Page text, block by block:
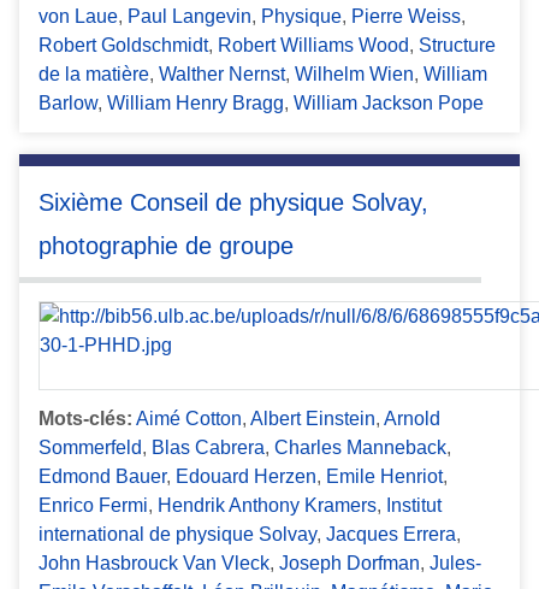
von Laue, Paul Langevin, Physique, Pierre Weiss,
Robert Goldschmidt, Robert Williams Wood, Structure
de la matière, Walther Nernst, Wilhelm Wien, William
Barlow, William Henry Bragg, William Jackson Pope
Sixième Conseil de physique Solvay,
photographie de groupe
Mots-clés: Aimé Cotton, Albert Einstein, Arnold
Sommerfeld, Blas Cabrera, Charles Manneback,
Edmond Bauer, Edouard Herzen, Emile Henriot,
Enrico Fermi, Hendrik Anthony Kramers, Institut
international de physique Solvay, Jacques Errera,
John Hasbrouck Van Vleck, Joseph Dorfman, Jules-